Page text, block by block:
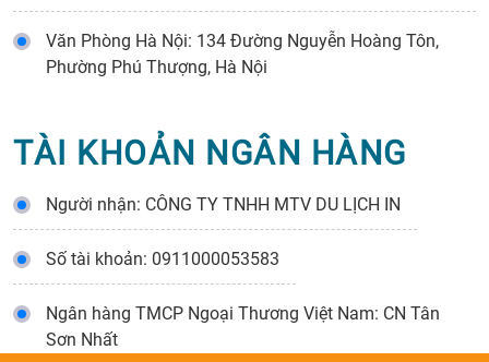
Văn Phòng Hà Nội: 134 Đường Nguyễn Hoàng Tôn,
Phường Phú Thượng, Hà Nội
TÀI KHOẢN NGÂN HÀNG
Người nhận: CÔNG TY TNHH MTV DU LỊCH IN
Số tài khoản: 0911000053583
Ngân hàng TMCP Ngoại Thương Việt Nam: CN Tân
Sơn Nhất